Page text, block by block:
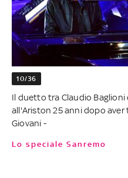
10/36
Il duetto tra Claudio Baglioni
all'Ariston 25 anni dopo
Giovani -
Lo speciale Sanremo